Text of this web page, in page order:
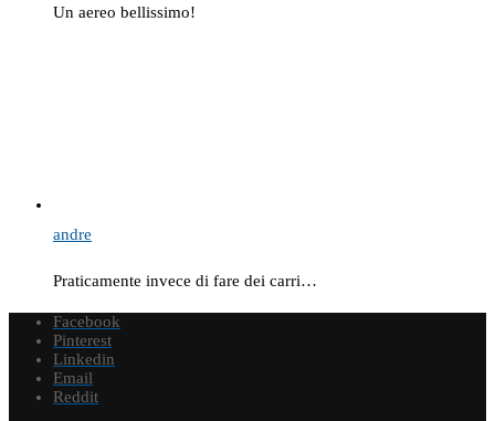
Un aereo bellissimo!
andre
Praticamente invece di fare dei carri…
Facebook
Pinterest
Linkedin
Email
Reddit